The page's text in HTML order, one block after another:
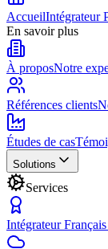
AccueilIntégrateur
En savoir plus
À proposNotre
Références clients
Études de cas
Solutions
Services
Intégrateur